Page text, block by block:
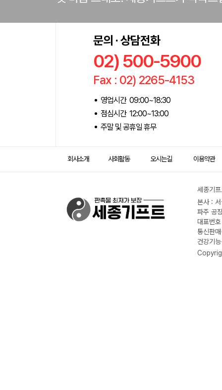
문의 · 상담전화
02) 500-5900
Fax : 02) 2265-4153
영업시간 09:00~18:30
점심시간 12:00~13:00
주말 및 공휴일 휴무
회사소개 사회활동 오시는길 이용약관
세종기
본사 :
파주 공
대표번
통신판
건강기